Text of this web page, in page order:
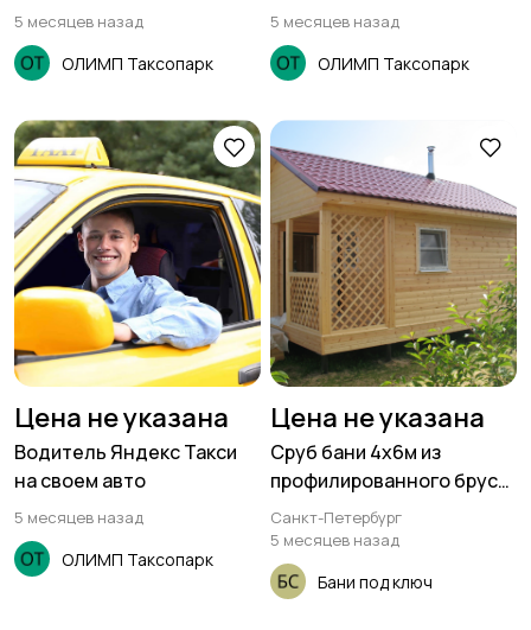
5 месяцев назад
ОЛИМП Таксопарк
5 месяцев назад
ОЛИМП Таксопарк
Цена не указана
Водитель Яндекс Такси
на своем авто
5 месяцев назад
ОЛИМП Таксопарк
Цена не указана
Сруб бани 4х6м из
профилированного бруса
150х150мм Популярный
проект
Санкт-Петербург
5 месяцев назад
Бани под ключ